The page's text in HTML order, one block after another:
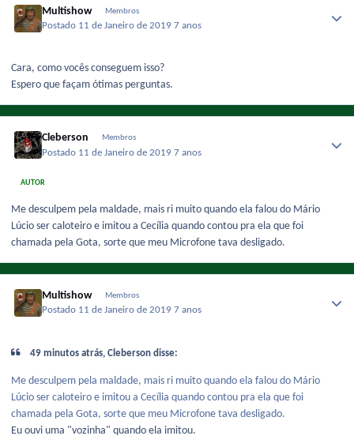
Multishow Membros
Postado 11 de Janeiro de 20197 anos
Cara, como vocês conseguem isso?
Espero que façam ótimas perguntas.
Cleberson Membros
Postado 11 de Janeiro de 20197 anos
AUTOR
Me desculpem pela maldade, mais ri muito quando ela falou do Mário
Lúcio ser caloteiro e imitou a Cecília quando contou pra ela que foi
chamada pela Gota, sorte que meu Microfone tava desligado.
Multishow Membros
Postado 11 de Janeiro de 2019 7 anos
49 minutos atrás, Cleberson disse:
Me desculpem pela maldade, mais ri muito quando ela falou do Mário
Lúcio ser caloteiro e imitou a Cecília quando contou pra ela que foi
chamada pela Gota, sorte que meu Microfone tava desligado.
Eu ouvi uma "vozinha" quando ela imitou.